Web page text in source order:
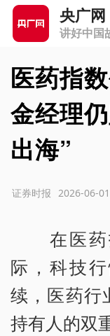
央广网
讲好中国
医药指
金经理
出海”
2026-06-
证券时报
在医药
际，科技
续，医药行
持有人的双